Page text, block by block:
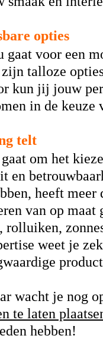
opties
gaat voor een
talloze
kun jij jouw
in de
telt
om het
en
heeft
van op maat
rolluiken,
weet je
wacht je nog
te laten
hebben!